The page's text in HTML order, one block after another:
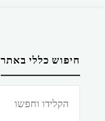
חיפוש כללי באתר